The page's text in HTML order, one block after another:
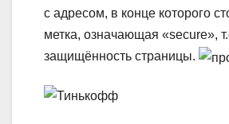
с адресом, в конце которого
метка, означающая «secure»,
защищённость страницы.